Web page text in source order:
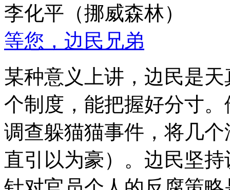
李化平（挪威森林）
等您，边民兄弟
某种意义上讲，边民是
个制度，能把握好分寸
调查躲猫猫事件，将几
直引以为豪）。边民坚